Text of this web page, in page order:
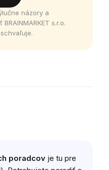
názory a
s.r.o.
poradcov je tu pre